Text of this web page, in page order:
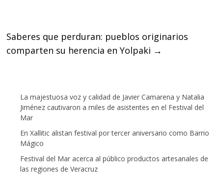
Saberes que perduran: pueblos originarios
comparten su herencia en Yolpaki →
La majestuosa voz y calidad de Javier Camarena y Natalia
Jiménez cautivaron a miles de asistentes en el Festival del
Mar
En Xallitic alistan festival por tercer aniversario como Barrio
Mágico
Festival del Mar acerca al público productos artesanales de
las regiones de Veracruz